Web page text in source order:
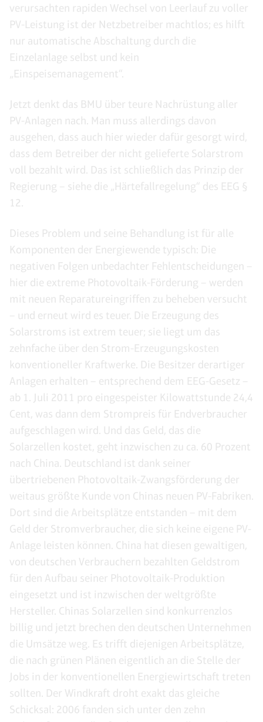
verursachten rapiden Wechsel von Leerlauf zu voller
PV-Leistung ist der Netzbetreiber machtlos; es hilft
nur automatische Abschaltung durch die
Einzelanlage selbst und kein
„Einspeisemanagement“.
Jetzt denkt das BMU über teure Nachrüstung aller
PV-Anlagen nach. Man muss allerdings davon
ausgehen, dass auch hier wieder dafür gesorgt wird,
dass dem Betreiber der nicht gelieferte Solarstrom
voll bezahlt wird. Das ist schließlich das Prinzip der
Regierung – siehe die „Härtefallregelung“ des EEG §
12.
Dieses Problem und seine Behandlung ist für alle
Komponenten der Energiewende typisch: Die
negativen Folgen unbedachter Fehlentscheidungen –
hier die extreme Photovoltaik-Förderung – werden
mit neuen Reparatureingriffen zu beheben versucht
– und erneut wird es teuer. Die Erzeugung des
Solarstroms ist extrem teuer; sie liegt um das
zehnfache über den Strom-Erzeugungskosten
konventioneller Kraftwerke. Die Besitzer derartiger
Anlagen erhalten – entsprechend dem EEG-Gesetz –
ab 1. Juli 2011 pro eingespeister Kilowattstunde 24,4
Cent, was dann dem Strompreis für Endverbraucher
aufgeschlagen wird. Und das Geld, das die
Solarzellen kostet, geht inzwischen zu ca. 60 Prozent
nach China. Deutschland ist dank seiner
übertriebenen Photovoltaik-Zwangsförderung der
weitaus größte Kunde von Chinas neuen PV-Fabriken.
Dort sind die Arbeitsplätze entstanden – mit dem
Geld der Stromverbraucher, die sich keine eigene PV-
Anlage leisten können. China hat diesen gewaltigen,
von deutschen Verbrauchern bezahlten Geldstrom
für den Aufbau seiner Photovoltaik-Produktion
eingesetzt und ist inzwischen der weltgrößte
Hersteller. Chinas Solarzellen sind konkurrenzlos
billig und jetzt brechen den deutschen Unternehmen
die Umsätze weg. Es trifft diejenigen Arbeitsplätze,
die nach grünen Plänen eigentlich an die Stelle der
Jobs in der konventionellen Energiewirtschaft treten
sollten. Der Windkraft droht exakt das gleiche
Schicksal: 2006 fanden sich unter den zehn